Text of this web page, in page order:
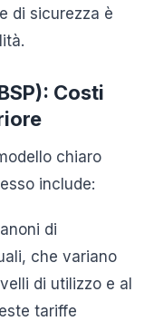
di sicurezza è
Costi
chiaro
include:
di
che variano
di utilizzo e al
tariffe